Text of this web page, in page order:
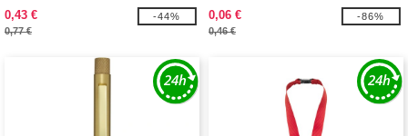
0,43 €
0,77 €
-44%
Papier mit matter Oberfläche,
einfarbig
0,06 €
0,46 €
-86%